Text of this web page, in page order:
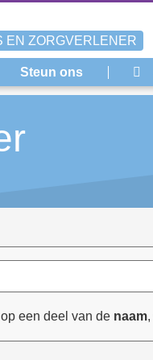
EN ZORGVERLENER
Steun ons
een deel van de naam,